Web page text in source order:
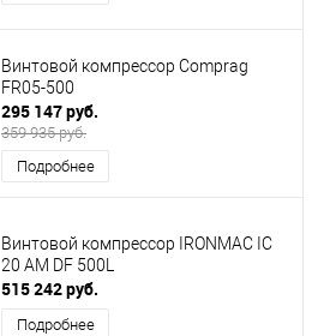
Винтовой компрессор Comprag
FR05-500
295 147 руб.
359 935 руб.
Подробнее
Винтовой компрессор IRONMAC IC
20 AM DF 500L
515 242 руб.
Подробнее